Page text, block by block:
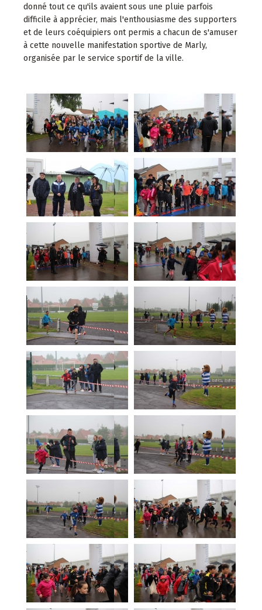
donné tout ce qu'ils avaient sous une pluie parfois
difficile à apprécier, mais l'enthousiasme des supporters
et de leurs coéquipiers ont permis a chacun de s'amuser
à cette nouvelle manifestation sportive de Marly,
organisée par le service sportif de la ville.